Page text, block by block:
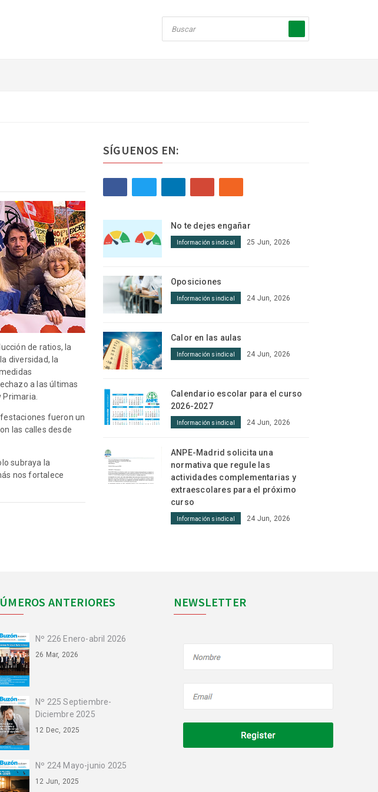
de ratios, la
diversidad, la
a las últimas
fueron un
las calles desde
subraya la
nos fortalece
SÍGUENOS EN:
No te dejes engañar
Información sindical 25 Jun, 2026
Oposiciones
Información sindical 24 Jun, 2026
Calor en las aulas
Información sindical 24 Jun, 2026
Calendario escolar para el curso
2026-2027
Información sindical 24 Jun, 2026
ANPE-Madrid solicita una
normativa que regule las
actividades complementarias y
extraescolares para el próximo
curso
Información sindical 24 Jun, 2026
ANTERIORES
Nº 226 Enero-abril 2026
26 Mar, 2026
Nº 225 Septiembre-
Diciembre 2025
12 Dec, 2025
Nº 224 Mayo-junio 2025
12 Jun, 2025
NEWSLETTER